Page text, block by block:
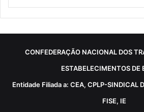
CONFEDERAÇÃO NACIONAL DOS
ESTABELECIMENTOS DE
Entidade Filiada a: CEA, CPLP-SINDICAL
FISE, IE